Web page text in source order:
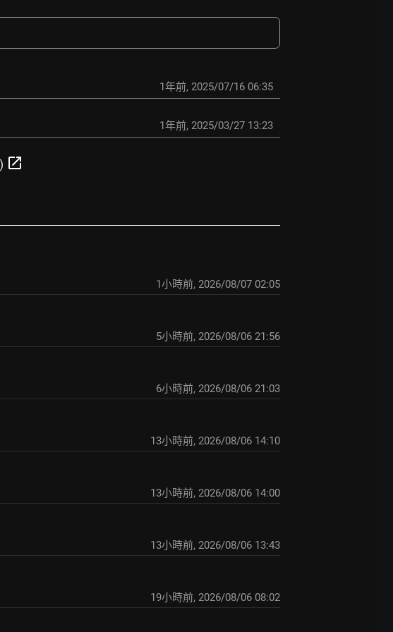
1年前, 2025/07/16 06:35
1年前, 2025/03/27 13:23
open_in_new
1小時前, 2026/08/07 02:05
5小時前, 2026/08/06 21:56
6小時前, 2026/08/06 21:03
13小時前, 2026/08/06 14:10
13小時前, 2026/08/06 14:00
13小時前, 2026/08/06 13:43
19小時前, 2026/08/06 08:02